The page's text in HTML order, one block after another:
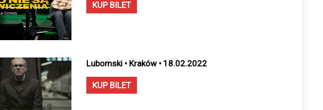
KUP BILET
Lubomski • Kraków • 18.02.2022
KUP BILET